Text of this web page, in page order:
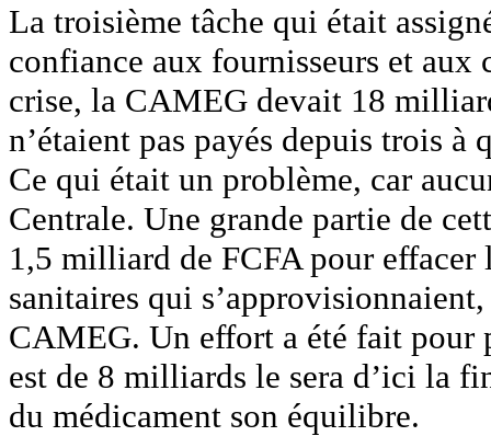
La troisième tâche qui était
confiance aux fournisseurs et
crise, la CAMEG devait 18
n’étaient pas payés depuis trois à
Ce qui était un problème, car
Centrale. Une grande partie de
1,5 milliard de FCFA pour effacer
sanitaires qui
CAMEG. Un effort a été fait pour
est de 8 milliards le sera d’ici la
du médicament son équilibre.